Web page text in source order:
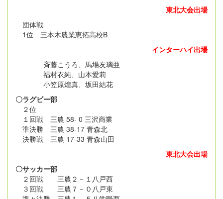
東北大会出場
団体戦
1位 三本木農業恵拓高校B
インターハイ出場
斉藤こうろ、馬場友璃亜
福村衣純、山本愛莉
小笠原煌真、坂田結花
〇ラグビー部
２位
１回戦 三農 58- 0 三沢商業
準決勝 三農 38-17 青森北
決勝戦 三農 17-33 青森山田
東北大会出場
〇サッカー部
２回戦 三農２－１八戸西
３回戦 三農７－０八戸東